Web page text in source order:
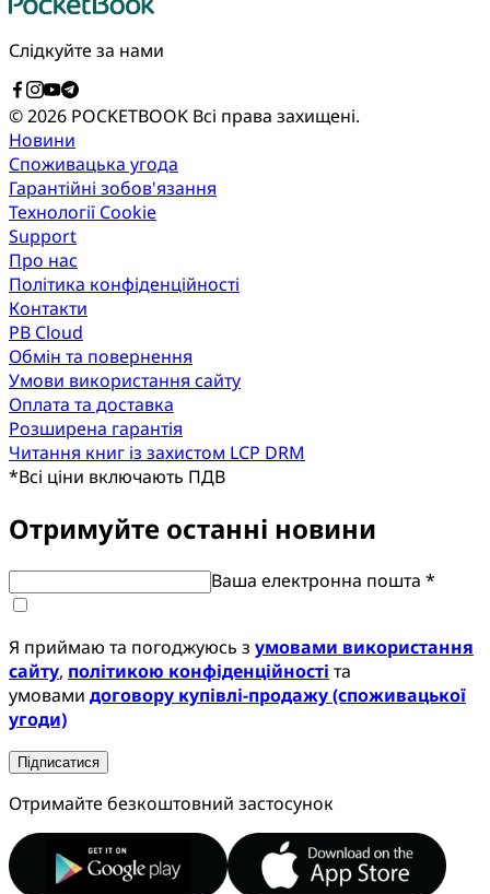
Слідкуйте за нами
© 2026 POCKETBOOK Всі права захищені.
Новини
Споживацька угода
Гарантійні зобов'язання
Технології Cookie
Support
Про нас
Політика конфіденційності
Контакти
PB Cloud
Обмін та повернення
Умови використання сайту
Оплата та доставка
Розширена гарантія
Читання книг із захистом LCP DRM
*Всі ціни включають ПДВ
Отримуйте останні новини
Ваша електронна пошта *
Я приймаю та погоджуюсь з умовами використання
сайту, політикою конфіденційності та
умовами договору купівлі-продажу (споживацької
угоди)
Підписатися
Отримайте безкоштовний застосунок